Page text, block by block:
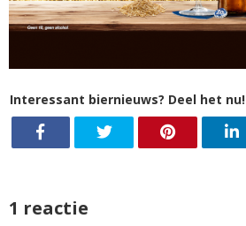
Interessant biernieuws? Deel het nu!
1 reactie